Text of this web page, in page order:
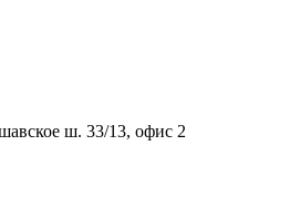
ш. 33/13, офис 2